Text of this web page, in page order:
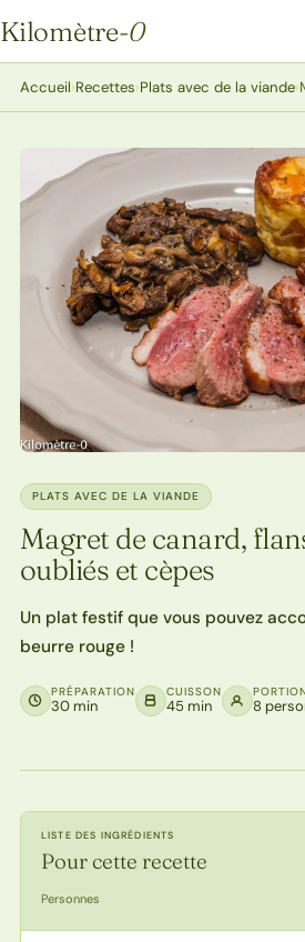
Kilomètre-0
Kilomètre-0
Accueil›Recettes›Plats avec de la viande›
PLATS AVEC DE LA VIANDE
Magret de canard,
oubliés et cèpes
Un plat festif que vous pouvez
beurre rouge !
PRÉPARATION
30 min
CUISSON
45 min 8
LISTE DES INGRÉDIENTS
Pour cette recette
Personnes